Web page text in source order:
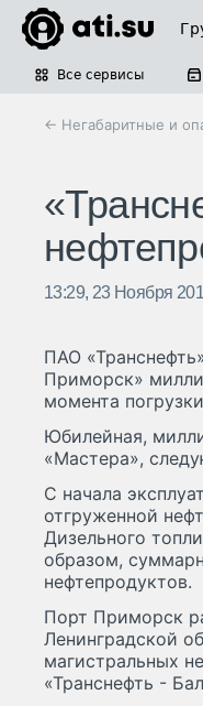
Все сервисы
← Негабаритные и
13:29, 23 Ноября
ПАО
Приморск»
момента
Юбилейная,
«Мастера»,
C начала
отгруженной
Дизельного
образом,
нефтепродуктов.
Порт Приморск
Ленинградской
магистральных
«Транснефть -